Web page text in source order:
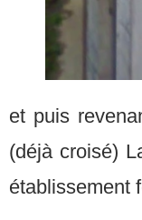
et puis
(déjà croisé)
établissement